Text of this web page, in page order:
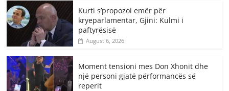
Kurti s’propozoi emër për
kryeparlamentar, Gjini: Kulmi i
paftyrësisë
August 6, 2026
Moment tensioni mes Don Xhonit dhe
një personi gjatë përformancës së
reperit